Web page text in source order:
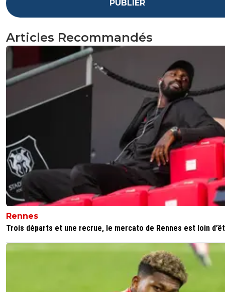
PUBLIER
Articles Recommandés
Rennes
Trois départs et une recrue, le mercato de Rennes est loin